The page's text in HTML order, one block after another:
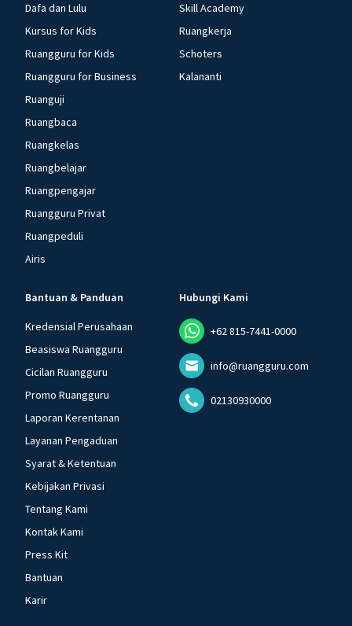
Dafa dan Lulu
Kursus for Kids
Ruangguru for Kids
Ruangguru for Business
Ruanguji
Ruangbaca
Ruangkelas
Ruangbelajar
Ruangpengajar
Ruangguru Privat
Ruangpeduli
Airis
Skill Academy
Ruangkerja
Schoters
Kalananti
Bantuan & Panduan
Kredensial Perusahaan
Beasiswa Ruangguru
Cicilan Ruangguru
Promo Ruangguru
Laporan Kerentanan
Layanan Pengaduan
Syarat & Ketentuan
Kebijakan Privasi
Tentang Kami
Kontak Kami
Press Kit
Bantuan
Karir
Hubungi Kami
+62 815-7441-0000
info@ruangguru.com
02130930000